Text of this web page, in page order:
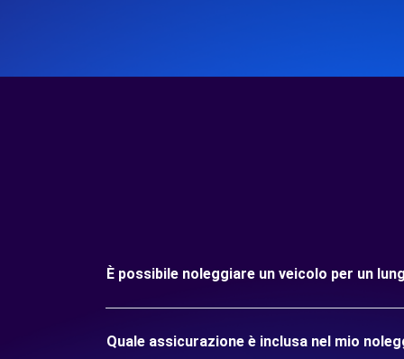
È possibile noleggiare un veicolo per un
Quale assicurazione è inclusa nel mio